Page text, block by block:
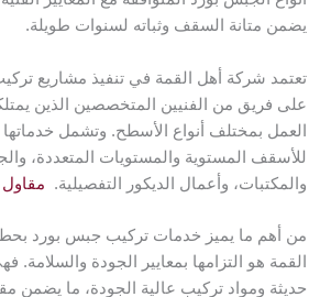
يضمن متانة السقف وثباته لسنوات طويلة.
تعتمد شركة أهل القمة في تنفيذ مشاريع
على فريق من الفنيين المتخصصين الذين
العمل بمختلف أنواع الأسطح. وتشمل
للأسقف المستوية والمستويات المتعددة،
والمكتبات، وأعمال الديكور التفصيلية.
من أهم ما يميز خدمات تركيب جبس بورد
القمة هو التزامها بمعايير الجودة
حديثة ومواد تركيب عالية الجودة، ما يضمن